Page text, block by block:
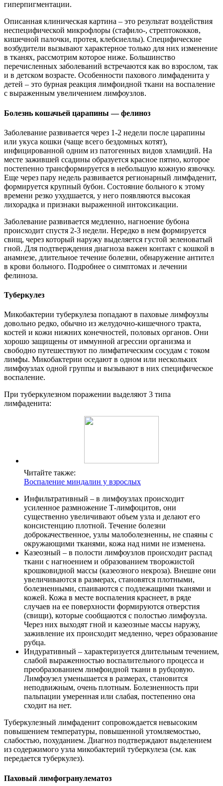
гиперпигментации.
Описанная клиническая картина – это результат воздействия
неспецифической микрофлоры (стафило-, стрептококков,
кишечной палочки, протея, клебсиеллы). Специфические
возбудители вызывают характерное только для них изменение
в тканях, рассмотрим которое ниже. Большинство
перечисленных заболеваний встречаются как во взрослом, так
и в детском возрасте. Особенности пахового лимфаденита у
детей – это бурная реакция лимфоидной ткани на воспаление
с выраженным увеличением лимфоузлов.
Болезнь кошачьей царапины — фелиноз
Заболевание развивается через 1-2 недели после царапины
или укуса кошки (чаще всего бездомных котят),
инфицированной одним из патогенных видов хламидий. На
месте зажившей ссадины образуется красное пятно, которое
постепенно трансформируется в небольшую кожную язвочку.
Еще через пару недель развивается регионарный лимфаденит,
формируется крупный бубон. Состояние больного к этому
времени резко ухудшается, у него появляются высокая
лихорадка и признаки выраженной интоксикации.
Заболевание развивается медленно, нагноение бубона
происходит спустя 2-3 недели. Нередко в нем формируется
свищ, через который наружу выделяется густой зеленоватый
гной. Для подтверждения диагноза важен контакт с кошкой в
анамнезе, длительное течение болезни, обнаружение антител
в крови больного. Подробнее о симптомах и лечении
фелиноза.
Туберкулез
Микобактерии туберкулеза попадают в паховые лимфоузлы
довольно редко, обычно из желудочно-кишечного тракта,
костей и кожи нижних конечностей, половых органов. Они
хорошо защищены от иммунной агрессии организма и
свободно путешествуют по лимфатическим сосудам с током
лимфы. Микобактерии оседают в одном или нескольких
лимфоузлах одной группы и вызывают в них специфическое
воспаление.
При туберкулезном поражении выделяют 3 типа
лимфаденита:
Читайте также:
Воспаление миндалин у взрослых
Инфильтративный – в лимфоузлах происходит
усиленное размножение Т-лимфоцитов, они
существенно увеличивают объем узла и делают его
консистенцию плотной. Течение болезни
доброкачественное, узлы малоболезненны, не спаяны с
окружающими тканями, кожа над ними не изменена.
Казеозный – в полости лимфоузлов происходит распад
ткани с нагноением и образованием творожистой
крошковидной массы (казеозного некроза). Внешне они
увеличиваются в размерах, становятся плотными,
болезненными, спаиваются с подлежащими тканями и
кожей. Кожа в месте воспаления краснеет, в ряде
случаев на ее поверхности формируются отверстия
(свищи), которые сообщаются с полостью лимфоузла.
Через них выходят гной и казеозные массы наружу,
заживление их происходит медленно, через образование
рубца.
Индуративный – характеризуется длительным течением,
слабой выраженностью воспалительного процесса и
преобразованием лимфоидной ткани в рубцовую.
Лимфоузел уменьшается в размерах, становится
неподвижным, очень плотным. Болезненность при
пальпации умеренная или слабая, постепенно она
сходит на нет.
Туберкулезный лимфаденит сопровождается невысоким
повышением температуры, повышенной утомляемостью,
слабостью, похуданием. Диагноз подтверждают выделением
из содержимого узла микобактерий туберкулеза (см. как
передается туберкулез).
Паховый лимфогранулематоз